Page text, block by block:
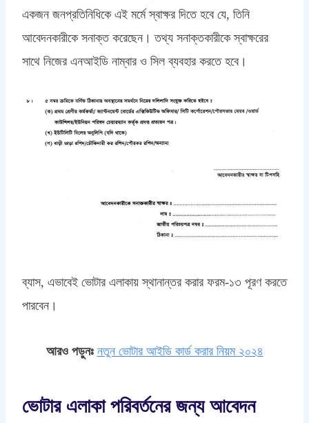
একজন জনপ্রতিনিধিকে এই মর্মে স্বাক্ষর দিতে হবে যে, তিনি
আবেদনকারীকে সনাক্ত করেছেন। তথ্য সনাক্তকারীকে স্বাক্ষরের
সাথে নিজের এনআইডি নাম্বার ও সিল ব্যবহার করতে হবে।
ব্যাস, এভাবেই ভোটার এলাকায় স্থানান্তর করার ফরম-১৩ পূরণ করতে
পারবেন।
আরও পড়ুনঃ নতুন ভোটার আইডি কার্ড করার নিয়ম ২০২৪
ভোটার এলাকা পরিবর্তনের জন্য আবেদন